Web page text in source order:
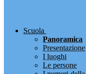
Scuola
Panoramica
Presentazione
I luoghi
Le persone